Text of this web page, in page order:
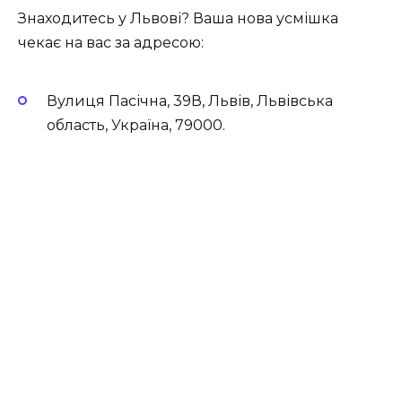
Знаходитесь у Львові? Ваша нова усмішка
чекає на вас за адресою:
Вулиця Пасічна, 39В, Львів, Львівська
область, Україна, 79000.